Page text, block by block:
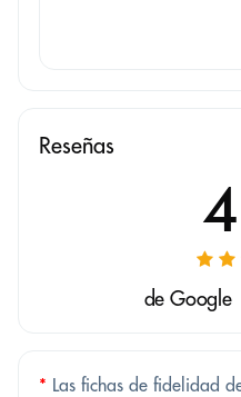
Reseñas
de Google
* Las fichas de fidelidad